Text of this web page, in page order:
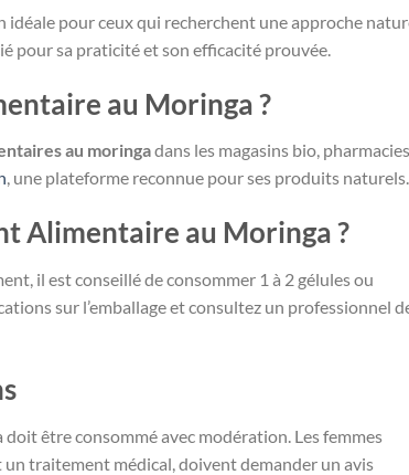
pour ceux qui recherchent une approche
pour sa praticité et son efficacité prouvée.
au Moringa ?
au moringadans les magasins bio,
, une plateforme reconnue pour ses produits naturels.
Alimentaire au Moringa ?
il est conseillé de consommer 1 à 2 gélules ou
sur l’emballage et consultez un professionnel
être consommé avec modération. Les femmes
traitement médical, doivent demander un avis